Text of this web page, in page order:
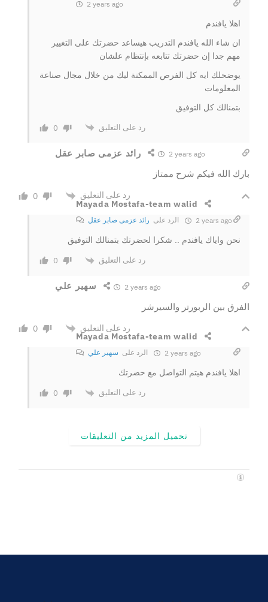
2 years ago
اهلا يافندم
ان شاء الله يافندم التدريب هيساعد حضرتك على التغيير
مهم جدا إن حضرتك تتابعه بإنتظام علشان
يوضحلك ايه كل الفرص الممكنة ليك من خلال مجال صناعة
المعلومات
بتمنالك كل التوفيق
0 رد على التعليق
رائد عزمى صابر عقل 2 years ago
بارك الله فيكم شرح ممتاز
0 رد على التعليق
Mayada Mostafa-team walid
الرد على رائد عزمى صابر عقل 2 years ago
نحن واياك يافندم .. شكرا لحضرتك بتمنالك التوفيق
0 رد على التعليق
سهير علي 2 years ago
الفرق بين الربورتر والسيرشر
0 رد على التعليق
Mayada Mostafa-team walid
الرد على سهير علي 2 years ago
اهلا يافندم هيتم التواصل مع حضرتك
0 رد على التعليق
تحميل المزيد من التعليقات